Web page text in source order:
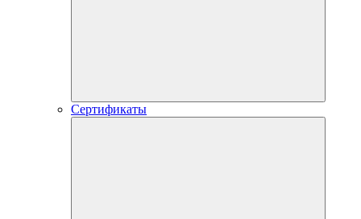
Сертификаты